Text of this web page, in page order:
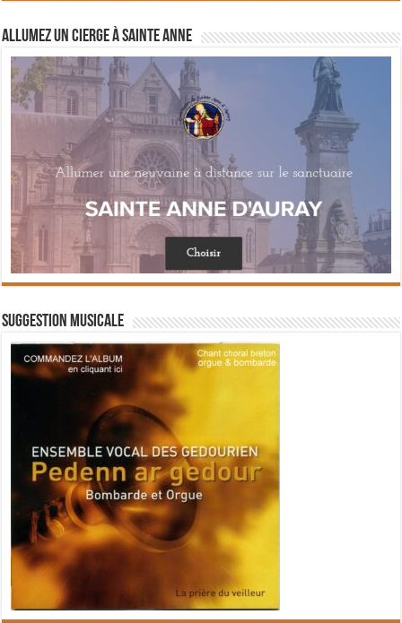
Allumez un cierge à Sainte Anne
Suggestion musicale